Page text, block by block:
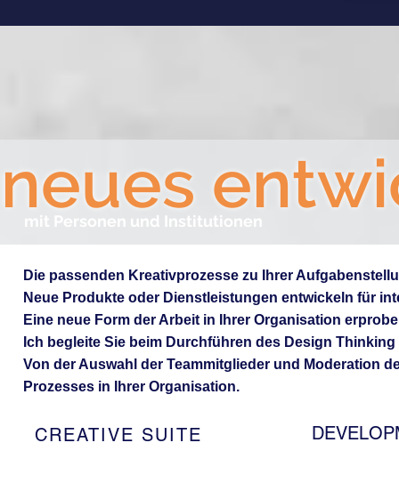
neues
mit Personen und Institutionen
Die passenden Kreativprozesse zu Ihrer
Neue Produkte oder Dienstleistungen entwickeln für
Eine neue Form der Arbeit in Ihrer Organisation
Ich begleite Sie beim Durchführen des Design
Von der Auswahl der Teammitglieder und Moderation
Prozesses in Ihrer Organisation.
CREATIVE SUITE